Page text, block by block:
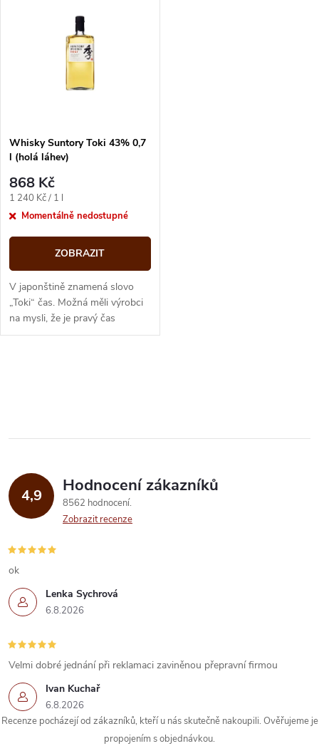
p
r
o
d
u
k
s
p
r
o
d
u
Whisky Suntory Toki 43% 0,7
l (holá láhev)
868 Kč
Měrná
cena:
1 240 Kč / 1 l
Momentálně nedostupné
ZOBRAZIT
V japonštině znamená slovo
„Toki“ čas. Možná měli výrobci
na mysli, že je pravý čas
ochutnat blendovanou whisky
l
d
a
c
í
p
r
v
k
y
4,9 Hodnocení zákazníků
8562 hodnocení
Zobrazit recenze
Lenka Sychrová
6.8.2026
ok
Ivan Kuchař
6.8.2026
Velmi dobré jednání při reklamaci zaviněnou přepravní firmou
Recenze pocházejí od zákazníků, kteří u nás skutečně nakoupili. Ověřujeme je
propojením s objednávkou.